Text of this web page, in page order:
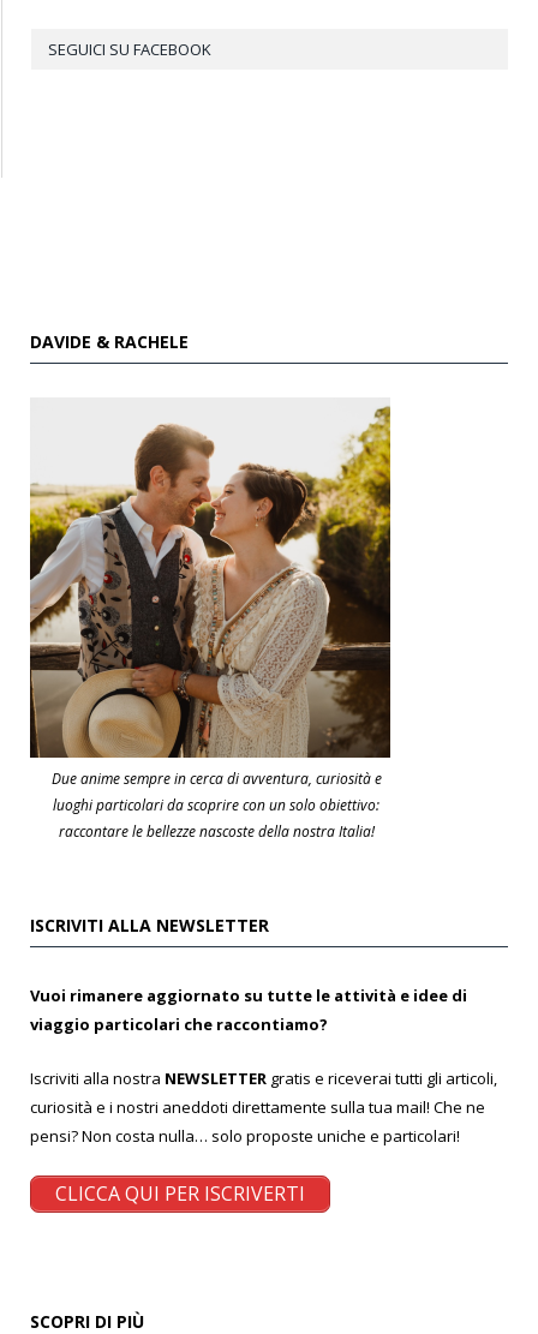
SEGUICI SU FACEBOOK
DAVIDE & RACHELE
Due anime sempre in cerca di avventura, curiosità e
luoghi particolari da scoprire con un solo obiettivo:
raccontare le bellezze nascoste della nostra Italia!
ISCRIVITI ALLA NEWSLETTER
Vuoi rimanere aggiornato su tutte le attività e idee di
viaggio particolari che raccontiamo?
Iscriviti alla nostra NEWSLETTER gratis e riceverai tutti gli articoli,
curiosità e i nostri aneddoti direttamente sulla tua mail! Che ne
pensi? Non costa nulla… solo proposte uniche e particolari!
CLICCA QUI PER ISCRIVERTI
SCOPRI DI PIÙ